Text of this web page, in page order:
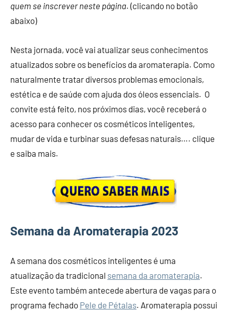
quem se inscrever neste página. (clicando no botão
abaixo)
Nesta jornada, você vai atualizar seus conhecimentos
atualizados sobre os benefícios da aromaterapia. Como
naturalmente tratar diversos problemas emocionais,
estética e de saúde com ajuda dos óleos essenciais. O
convite está feito, nos próximos dias, você receberá o
acesso para conhecer os cosméticos inteligentes,
mudar de vida e turbinar suas defesas naturais…. clique
e saiba mais.
Semana da Aromaterapia 2023
A semana dos cosméticos inteligentes é uma
atualização da tradicional semana da aromaterapia.
Este evento também antecede abertura de vagas para o
programa fechado Pele de Pétalas. Aromaterapia possui